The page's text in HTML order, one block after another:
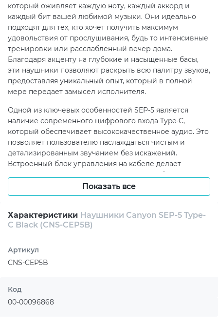
который оживляет каждую ноту, каждый аккорд и
каждый бит вашей любимой музыки. Они идеально
подходят для тех, кто хочет получить максимум
удовольствия от прослушивания, будь то интенсивные
тренировки или расслабленный вечер дома.
Благодаря акценту на глубокие и насыщенные басы,
эти наушники позволяют раскрыть всю палитру звуков,
предоставляя уникальный опыт, который в полной
мере передает замысел исполнителя.
Одной из ключевых особенностей SEP-5 является
наличие современного цифрового входа Type-C,
который обеспечивает высококачественное аудио. Это
позволяет пользователю наслаждаться чистым и
детализированным звучанием без искажений.
Встроенный блок управления на кабеле делает
эксплуатацию наушников невероятно удобной: вы
можете легко переключаться между треками или
ставить музыку на паузу, не доставая смартфон из
достаточную свободу движений, что особенно важно в
дороге или во время активных занятий.
Комфорт при использовании наушников Canyon SEP-5
использование мягких амбушюр трех различных
исключают дискомфорт даже при продолжительном
ношении. Это особенно ценится теми, кто не
Показать все
Характеристики Наушники Canyon SEP-5 Type-
C Black (CNS-CEP5B)
Артикул
CNS-CEP5B
Код
00-00096868